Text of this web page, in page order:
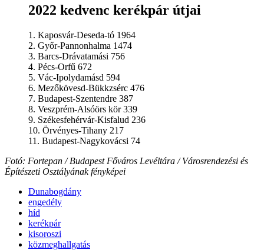
2022 kedvenc kerékpár útjai
1. Kaposvár-Deseda-tó 1964
2. Győr-Pannonhalma 1474
3. Barcs-Drávatamási 756
4. Pécs-Orfű 672
5. Vác-Ipolydamásd 594
6. Mezőkövesd-Bükkzsérc 476
7. Budapest-Szentendre 387
8. Veszprém-Alsóörs kör 339
9. Székesfehérvár-Kisfalud 236
10. Örvényes-Tihany 217
11. Budapest-Nagykovácsi 74
Fotó: Fortepan / Budapest Főváros Levéltára / Városrendezési és
Építészeti Osztályának fényképei
Dunabogdány
engedély
híd
kerékpár
kisoroszi
közmeghallgatás